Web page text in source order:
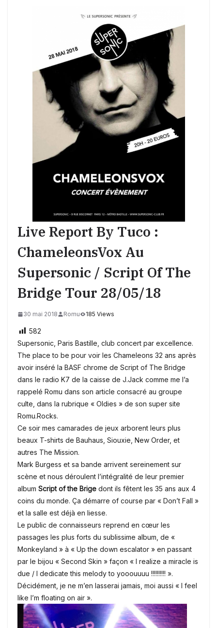
Live Report By Tuco :
ChameleonsVox Au
Supersonic / Script Of The
Bridge Tour 28/05/18
30 mai 2018 Romu 185 Views
582
Supersonic, Paris Bastille, club concert par excellence.
The place to be pour voir les Chameleons 32 ans après
avoir inséré la BASF chrome de Script of The Bridge
dans le radio K7 de la caisse de J.Jack comme me l’a
rappelé Romu dans son article consacré au groupe
culte, dans la rubrique « Oldies » de son super site
Romu.Rocks.
Ce soir mes camarades de jeux arborent leurs plus
beaux T-shirts de Bauhaus, Siouxie, New Order, et
autres The Mission.
Mark Burgess et sa bande arrivent sereinement sur
scène et nous déroulent l’intégralité de leur premier
album Script of the Brige dont ils fêtent les 35 ans aux 4
coins du monde. Ça démarre of course par « Don’t Fall »
et la salle est déjà en liesse.
Le public de connaisseurs reprend en cœur les
passages les plus forts du sublissime album, de «
Monkeyland » à « Up the down escalator » en passant
par le bijou « Second Skin » façon « I realize a miracle is
due / I dedicate this melody to yooouuuu !!!!!!!!!! ».
Décidément, je ne m’en lasserai jamais, moi aussi « I feel
like I’m floating on air ».